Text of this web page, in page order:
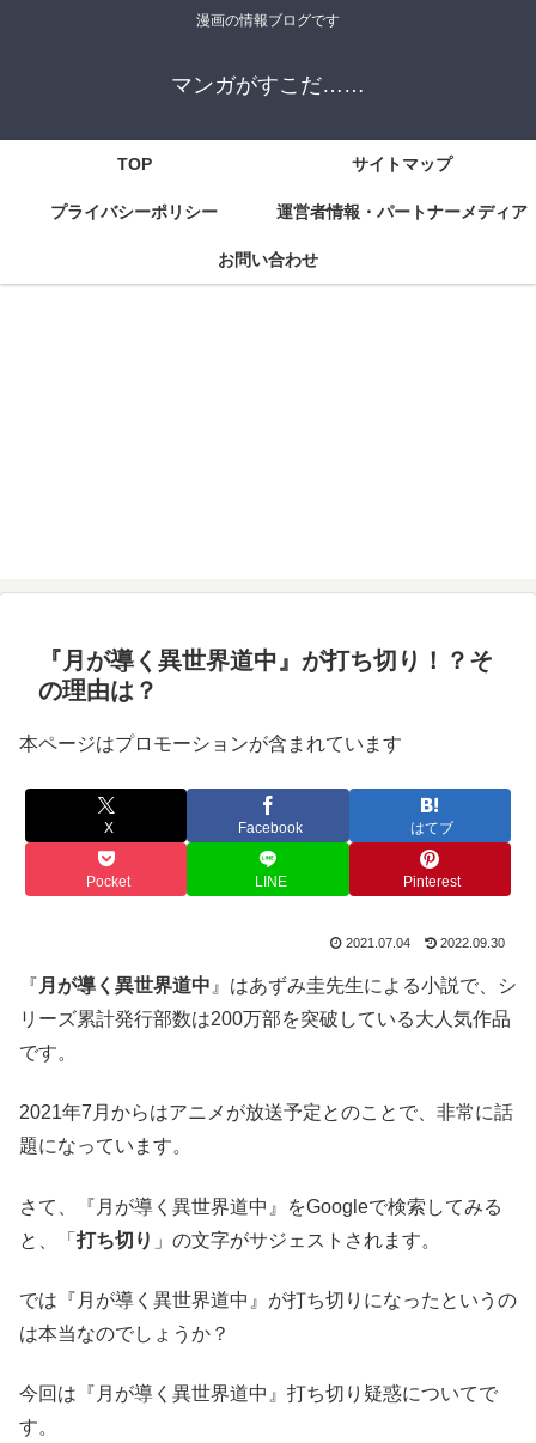
漫画の情報ブログです
マンガがすこだ……
TOP サイトマップ
プライバシーポリシー 運営者情報・パートナーメディア
お問い合わせ
『月が導く異世界道中』が打ち切り！？そ
の理由は？
本ページはプロモーションが含まれています
X Facebook はてブ
Pocket LINE Pinterest
2021.07.04 2022.09.30
『 月が導く異世界道中 』はあずみ圭先生による小説で、シ
リーズ累計発行部数は200万部を突破している大人気作品
です。
2021年7月からはアニメが放送予定とのことで、非常に話
題になっています。
さて、『月が導く異世界道中』をGoogleで検索してみる
と、「 打ち切り 」の文字がサジェストされます。
では『月が導く異世界道中』が打ち切りになったというの
は本当なのでしょうか？
今回は『月が導く異世界道中』打ち切り疑惑についてで
す。